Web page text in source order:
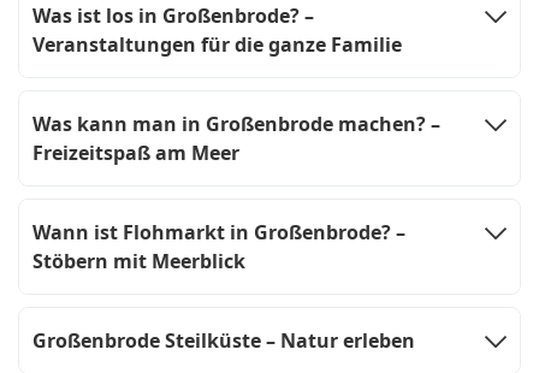
Was ist los in Großenbrode? –
Veranstaltungen für die ganze Familie
Was kann man in Großenbrode machen? –
Freizeitspaß am Meer
Wann ist Flohmarkt in Großenbrode? –
Stöbern mit Meerblick
Großenbrode Steilküste – Natur erleben